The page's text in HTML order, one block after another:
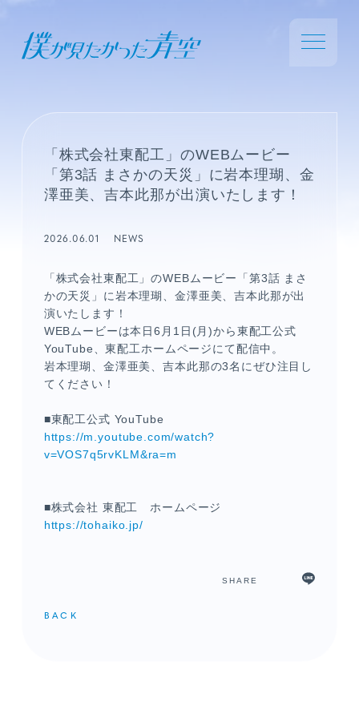
「株式会社東配工」のWEBムービー
「第3話 まさかの天災」に岩本理瑚、金
澤亜美、吉本此那が出演いたします！
2026.06.01 NEWS
「株式会社東配工」のWEBムービー「第3話 まさ
かの天災」に岩本理瑚、金澤亜美、吉本此那が出
演いたします！
WEBムービーは本日6月1日(月)から東配工公式
YouTube、東配工ホームページにて配信中。
岩本理瑚、金澤亜美、吉本此那の3名にぜひ注目し
てください！
■東配工公式 YouTube
https://m.youtube.com/watch?
v=VOS7q5rvKLM&ra=m
■株式会社 東配工 ホームページ
https://tohaiko.jp/
SHARE
BACK